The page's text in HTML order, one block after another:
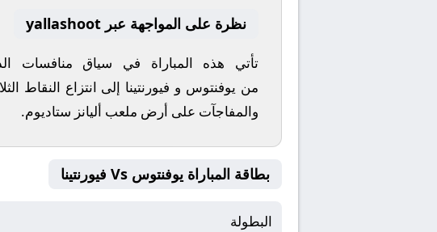
نظرة على المواجهة عبر yallashoot
تأتي هذه المباراة في سياق منافسات
من يوفنتوس و فيورنتينا إلى انتزاع النقاط
والمفاجآت على أرض ملعب أليانز ستاديوم.
بطاقة المباراة يوفنتوس Vs فيورنتينا
البطولة